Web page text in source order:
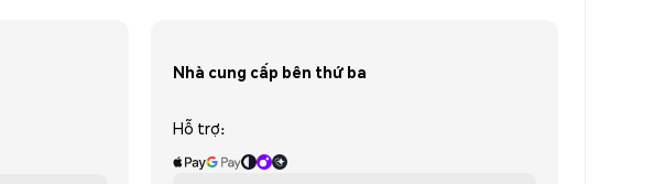
Nhà cung cấp bên thứ ba
Hỗ trợ: